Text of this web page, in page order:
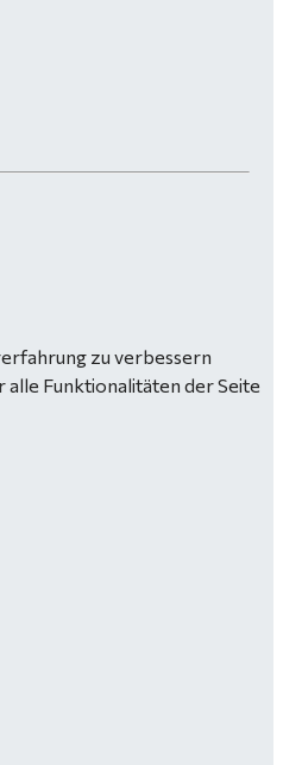
zu verbessern
alle Funktionalitäten der Seite